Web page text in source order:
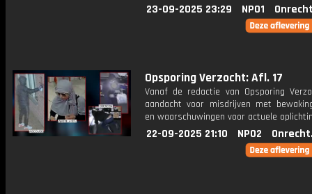
23-09-2025 23:29 NPO1
Opsporing Verzocht: Afl. 17
Vanaf de redactie van Opsporing
aandacht voor misdrijven met
en waarschuwingen voor actuele
22-09-2025 21:10 NPO2